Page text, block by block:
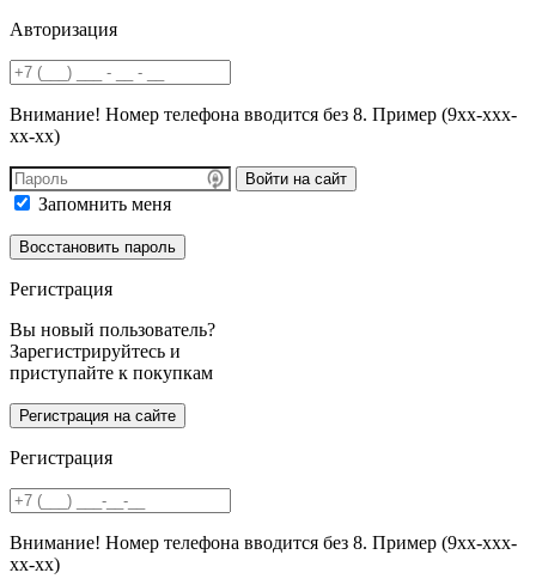
Авторизация
Внимание! Номер телефона вводится без 8. Пример (9хх-ххх-
хх-хх)
Войти на сайт
Запомнить меня
Регистрация
Вы новый пользователь?
Зарегистрируйтесь и
приступайте к покупкам
Регистрация
Внимание! Номер телефона вводится без 8. Пример (9хх-ххх-
хх-хх)